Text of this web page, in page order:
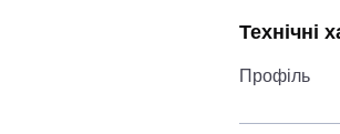
Технічні
Профіль